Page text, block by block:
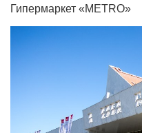
Гипермаркет «METRO»